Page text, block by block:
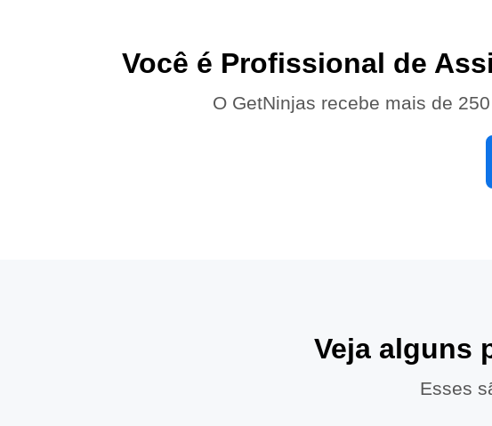
Você é Profissional de
O GetNinjas recebe mais de
Veja alguns
Esses